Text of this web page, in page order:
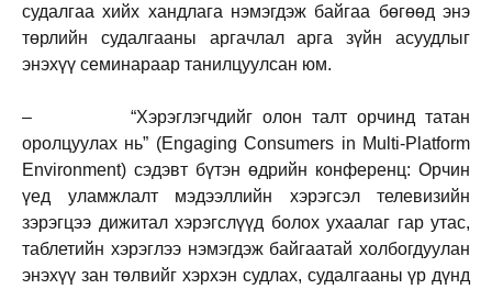
судалгаа хийх хандлага нэмэгдэж байгаа бөгөөд энэ
төрлийн судалгааны аргачлал арга зүйн асуудлыг
энэхүү семинараар танилцуулсан юм.
– “Хэрэглэгчдийг олон талт орчинд татан
оролцуулах нь” (Engaging Consumers in Multi-Platform
Environment) сэдэвт бүтэн өдрийн конференц: Орчин
үед уламжлалт мэдээллийн хэрэгсэл телевизийн
зэрэгцээ дижитал хэрэгслүүд болох ухаалаг гар утас,
таблетийн хэрэглээ нэмэгдэж байгаатай холбогдуулан
энэхүү зан төлвийг хэрхэн судлах, судалгааны үр дүнд